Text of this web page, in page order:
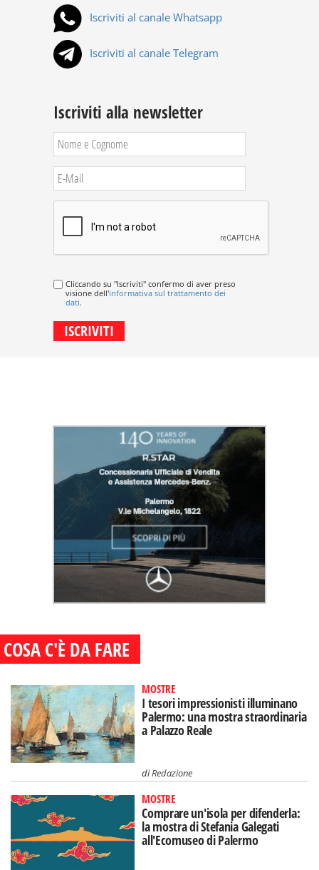
Iscriviti al canale Whatsapp
Iscriviti al canale Telegram
Iscriviti alla newsletter
Cliccando su "Iscriviti" confermo di aver preso
visione dell'informativa sul trattamento dei
dati.
COSA C'È DA FARE
MOSTRE
I tesori impressionisti illuminano
Palermo: una mostra straordinaria
a Palazzo Reale
diRedazione
MOSTRE
Comprare un'isola per difenderla:
la mostra di Stefania Galegati
all'Ecomuseo di Palermo